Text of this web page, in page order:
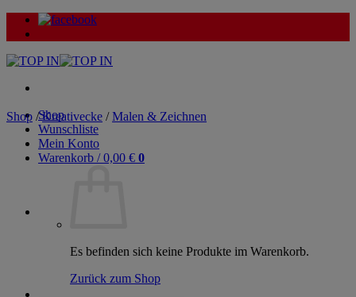
Zum
Inhalt
Shop
Wunschliste
Mein Konto
Warenkorb /0,00 € 0
Es befinden sich keine Produkte im Warenkorb.
Zurück zum Shop
Shop / Kreativecke / Malen & Zeichnen